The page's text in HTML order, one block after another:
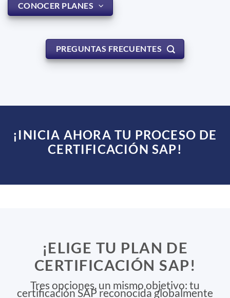
CONOCER PLANES
PREGUNTAS FRECUENTES
¡INICIA AHORA TU PROCESO DE
CERTIFICACIÓN SAP!
¡ELIGE TU PLAN DE
CERTIFICACIÓN SAP!
Tres opciones, un mismo objetivo: tu
certificación SAP reconocida globalmente